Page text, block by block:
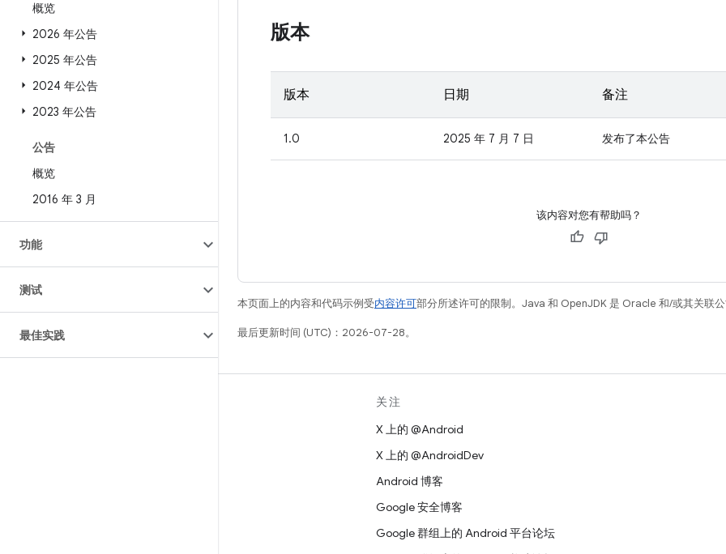
概览
2026 年公告
2025 年公告
2024 年公告
2023 年公告
公告
概览
2016 年 3 月
功能
测试
最佳实践
版本
版本 日期 备注
1.0 2025 年 7 月 7 日 发布了本公告
该内容对您有帮助吗？
本页面上的内容和代码示例受内容许可部分所述许可的限制。Java 和 OpenJDK 是 Oracle 和/或其关联
最后更新时间 (UTC)：2026-07-28。
关注
X 上的 @Android
X 上的 @AndroidDev
Android 博客
Google 安全博客
Google 群组上的 Android 平台论坛